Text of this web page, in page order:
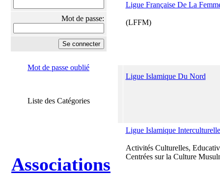
Mot de passe:
Mot de passe oublié
Liste des Catégories
Associations
Ligue Française De La
(LFFM)
Ligue Islamique Du Nord
Ligue Islamique
Activités Culturelles,
Centrées sur la Culture